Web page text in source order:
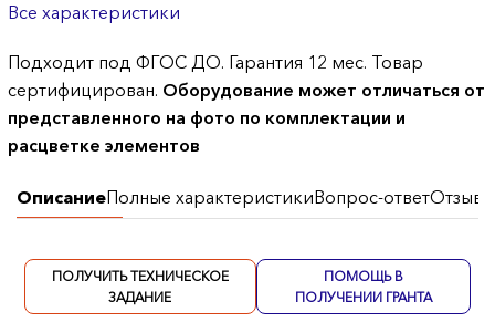
Все характеристики
Подходит под ФГОС ДО. Гарантия 12 мес. Товар
сертифицирован. Оборудование может отличаться от
представленного на фото по комплектации и
расцветке элементов
ОписаниеПолные характеристикиВопрос-ответОтзывы
ПОЛУЧИТЬ ТЕХНИЧЕСКОЕ
ЗАДАНИЕ
ПОМОЩЬ В
ПОЛУЧЕНИИ ГРАНТА